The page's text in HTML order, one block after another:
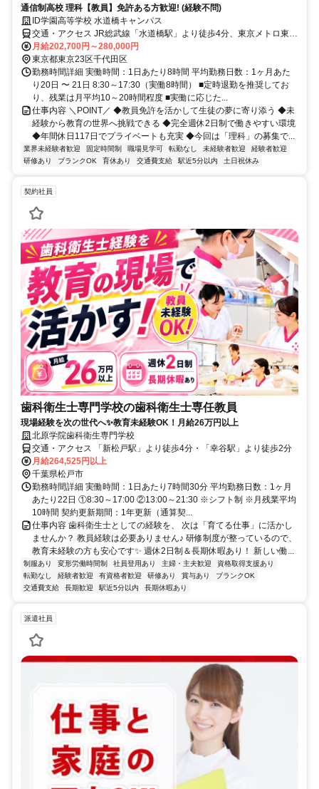
通信制高校 理科【教員】免許ある方歓迎! (経験不問)
ID学園高等学校 水道橋キャンパス
交通・アクセス JR総武線「水道橋駅」より徒歩4分、東京メトロ東西
線・半蔵門線／都営新宿線「九段下駅」より徒歩6分、都営三田線
「水道橋駅」より徒歩6分
月給202,700円～280,000円
東京都東京23区千代田区
勤務時間詳細 実働時間：1日あたり8時間 平均勤務日数：1ヶ月あた
り20日 〜 21日 8:30～17:30（実働8時間） ■定時退勤を推奨してお
り、残業は月平均10～20時間程度 ■実働に応じた...
仕事内容 ＼POINT／ ◆教員免許を活かして生徒の夢に寄り添う ◆未
経験から教育の世界へ挑戦できる ◆完全週休2日制で働きやすい環境
◆年間休日117日でプライベートも充実 ◆今回は「理科」の募集で...
業界未経験者歓迎 固定時間制 職場見学可 転勤なし 未経験者歓迎
経験者歓迎
研修あり
ブランクOK 育休あり 交通費支給 駅近5分以内 土日祝休み
契約社員
歯科衛生士専門学校の歯科衛生士専任教員
現場経験を次の世代へ✨教育未経験OK！月給26万円以上
北原学院歯科衛生専門学校
交通・アクセス 「新松戸駅」より徒歩4分・「幸谷駅」より徒歩2分
月給264,525円以上
千葉県松戸市
勤務時間詳細 実働時間：1日あたり7時間30分 平均勤務日数：1ヶ月
あたり22日 ①8:30～17:00 ②13:00～21:30 ※シフト制 ※月残業平均
10時間 契約更新期間：1年更新（通算契...
仕事内容 歯科衛生士としての経験を、 次は「育てる仕事」に活かし
ませんか？ 教員経験は必要ありません♪ 研修制度が整っているので、
教育未経験の方も安心です✨ 週休2日制＆長期休暇あり！ 新しい働...
制服あり 変形労働時間制 社員登用あり 主婦・主夫歓迎
資格取得支援あり
転勤なし
経験者歓迎 有資格者歓迎 研修あり 賞与あり
ブランクOK
交通費支給
長期歓迎 駅近5分以内 長期休暇あり
派遣社員